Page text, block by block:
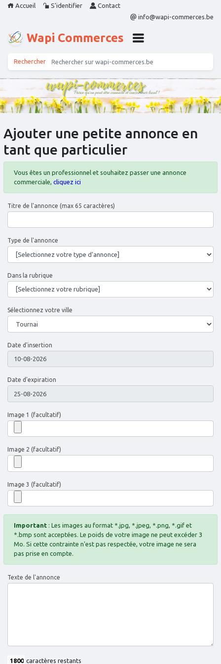
Accueil S'identifier
Contact
info@wapi-commerces.be
Wapi Commerces
Ajouter une petite annonce en
tant que particulier
Vous êtes un professionnel et souhaitez passer une annonce
commerciale, cliquez ici
Titre de l'annonce (max 65 caractères)
Type de l'annonce
Dans la rubrique
Sélectionnez votre ville
Date d'insertion
Date d'expiration
Image 1 (facultatif)
Image 2 (facultatif)
Image 3 (facultatif)
Important : Les images au format *.jpg, *.jpeg, *.png, *.gif et
*.bmp sont acceptées. Le poids de votre image ne peut excéder 3
Mo. Si cette contrainte n'est pas respectée, votre image ne sera
pas prise en compte.
Texte de l'annonce
caractères restants